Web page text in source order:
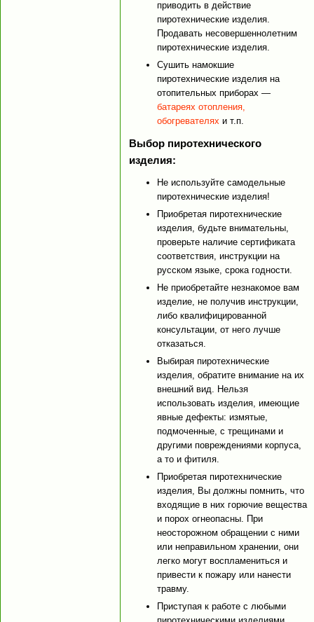
приводить в действие
пиротехнические изделия.
Продавать несовершеннолетним
пиротехнические изделия.
Сушить намокшие
пиротехнические изделия на
отопительных приборах —
батареях отопления,
обогревателях и т.п.
Выбор пиротехнического
изделия:
Не используйте самодельные
пиротехнические изделия!
Приобретая пиротехнические
изделия, будьте внимательны,
проверьте наличие сертификата
соответствия, инструкции на
русском языке, срока годности.
Не приобретайте незнакомое вам
изделие, не получив инструкции,
либо квалифицированной
консультации, от него лучше
отказаться.
Выбирая пиротехнические
изделия, обратите внимание на их
внешний вид. Нельзя
использовать изделия, имеющие
явные дефекты: измятые,
подмоченные, с трещинами и
другими повреждениями корпуса,
а то и фитиля.
Приобретая пиротехнические
изделия, Вы должны помнить, что
входящие в них горючие вещества
и порох огнеопасны. При
неосторожном обращении с ними
или неправильном хранении, они
легко могут воспламениться и
привести к пожару или нанести
травму.
Приступая к работе с любыми